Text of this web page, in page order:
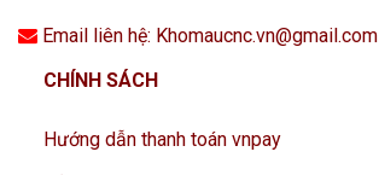
Email liên hệ: Khomaucnc.vn@gmail.com
CHÍNH SÁCH
Hướng dẫn thanh toán vnpay